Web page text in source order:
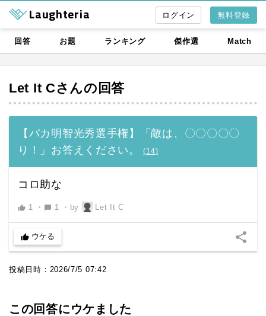
Laughteria 無料登録
回答 お題 ランキング 傑作選 Match
Let It C さんの回答
【バカ明智光秀選手権】「敵は、〇〇〇〇〇
り！」お答えください。
(14)
コロ助な
thumb_up 1 ・ chat_bubble 1 ・ by Let It C
thumb_up ウケる share
投稿日時： 2026/7/5 07:42
この回答にウケました